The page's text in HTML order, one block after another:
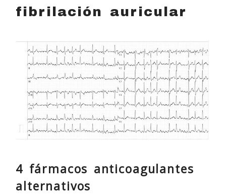
fibrilación auricular
4 fármacos anticoagulantes
alternativos